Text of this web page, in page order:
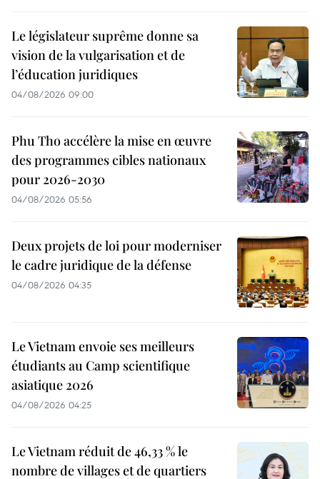
Le législateur suprême donne sa
vision de la vulgarisation et de
l’éducation juridiques
04/08/2026 09:00
Phu Tho accélère la mise en œuvre
des programmes cibles nationaux
pour 2026-2030
04/08/2026 05:56
Deux projets de loi pour moderniser
le cadre juridique de la défense
04/08/2026 04:35
Le Vietnam envoie ses meilleurs
étudiants au Camp scientifique
asiatique 2026
04/08/2026 04:25
Le Vietnam réduit de 46,33 % le
nombre de villages et de quartiers